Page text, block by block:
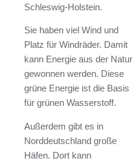
Schleswig-Holstein.
Sie haben viel Wind und
Platz für Windräder. Damit
kann Energie aus der Natur
gewonnen werden. Diese
grüne Energie ist die Basis
für grünen Wasserstoff.
Außerdem gibt es in
Norddeutschland große
Häfen. Dort kann